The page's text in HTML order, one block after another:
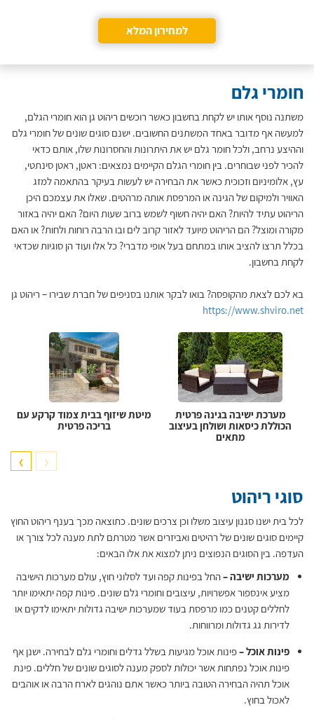
למחירון המלא
חומרי גלם
משתנה נוסף אותו יש לקחת בחשבון כאשר רוכשים ריהוט גן הוא חומרי הגלם,
למעשה אף מדובר באחד המשתנים החשובים. ישנם סוגים שונים של חומרי גלם
וההיצע נרחב, ולכל חומר גלם יש את היתרונות והחסרונות שלו, אותם כדאי
להכיר לפני שבוחרים. בין חומרי הגלם הקיימים נמצאים: ראטן, ראטן סינתטי,
עץ, אלומיניום וזכוכית כאשר את הבחירה יש לעשות בעיקר בהתאמה למזג
האוויר ולמיקום של הגינה או המרפסת אותה מרהטים. שאלו את עצמכם היכן
הריהוט עתיד להיות? האם יהיה חשוף לשמש ברוב שעות היום? האם יהיה באזור
מקורה ומוצל? הם הריהוט מיועד לאזור קרוב לים ובו הרבה רוחות ולחות? או האם
בכלל תרצו להציב אותו במתחם בעל אופי מדברי? כל אלו ועוד הן סוגיות שכדאי
לקחת בחשבון.
בא לכם לצאת מהקופסה? בואו לבקר אותנו בסניפים של חברת שבירו – ריהוט גן
https://www.shviro.net
מערכת ישיבה בגינה פרטית
הכוללת כיסאות ושולחן בעיצוב
מתאים
מיטת שיזוף בבית צמוד קרקע עם
בריכה פרטית
❮
❯
סוגי ריהוט
לכל בית ישנו סגנון עיצוב משלו וכן צרכים שונים. כתוצאה מכך בענף ריהוט החוץ
קיימים סוגים שונים של רהיטים ואביזרים אשר מטרתם לתת מענה לכל צורך או
העדפה. בין הסוגים הנפוצים ניתן למצוא את אלו הבאים:
מערכות ישיבה –החל בפינות קפה ועד לסלוני חוץ, עולם מערכות הישיבה
מציע אינספור אפשרויות, עיצובים וחומרי גלם שונים. פינות קפה יתאימו יותר
לחללים קטנים כמו מרפסת בעוד שמערכות ישיבה גדולות יתאימו לדקים או
לדירות גג גדולות ומרווחות.
פינות אוכל –פינות אוכל מגיעות בשלל גדלים וחומרי גלם לבחירה. ישנן אף
פינות אוכל נפתחות אשר יכולות לספק מענה לסוגים שונים של חללים. פינת
אוכל תהיה הבחירה הטובה ביותר כאשר אתם נוהגים לארח הרבה או אוהבים
לאכול בחוץ.